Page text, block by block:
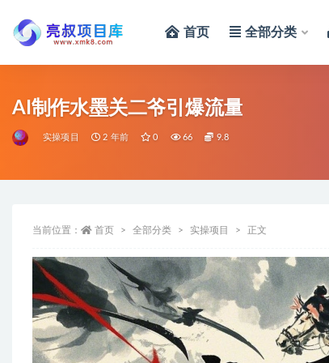
首页 全部分类
AI制作水墨关二爷引爆流量
实操项目 2 年前 0 66 9.8
当前位置： 首页 全部分类 实操项目 正文